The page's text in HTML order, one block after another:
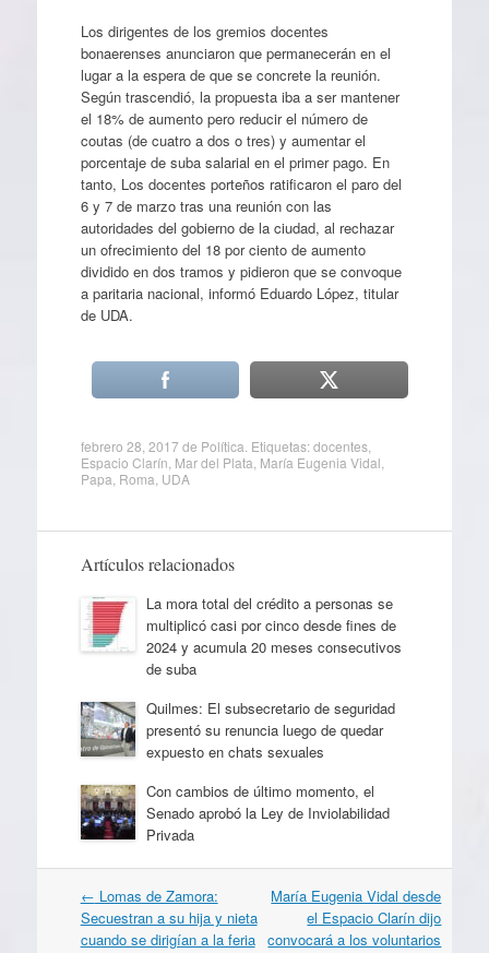
Los dirigentes de los gremios docentes
bonaerenses anunciaron que permanecerán en el
lugar a la espera de que se concrete la reunión.
Según trascendió, la propuesta iba a ser mantener
el 18% de aumento pero reducir el número de
coutas (de cuatro a dos o tres) y aumentar el
porcentaje de suba salarial en el primer pago. En
tanto, Los docentes porteños ratificaron el paro del
6 y 7 de marzo tras una reunión con las
autoridades del gobierno de la ciudad, al rechazar
un ofrecimiento del 18 por ciento de aumento
dividido en dos tramos y pidieron que se convoque
a paritaria nacional, informó Eduardo López, titular
de UDA.
febrero 28, 2017 de Política . Etiquetas:docentes,
Espacio Clarín Mar del Plata María Eugenia Vidal
Papa Roma UDA
Artículos relacionados
La mora total del crédito a personas se
multiplicó casi por cinco desde fines de
2024 y acumula 20 meses consecutivos
de suba
Quilmes: El subsecretario de seguridad
presentó su renuncia luego de quedar
expuesto en chats sexuales
Con cambios de último momento, el
Senado aprobó la Ley de Inviolabilidad
Privada
Navegación
por
artículos
← Lomas de Zamora:
Secuestran a su hija y nieta
cuando se dirigían a la feria
María Eugenia Vidal desde
el Espacio Clarín dijo
convocará a los voluntarios